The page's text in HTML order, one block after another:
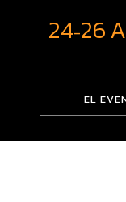
24-26
EL